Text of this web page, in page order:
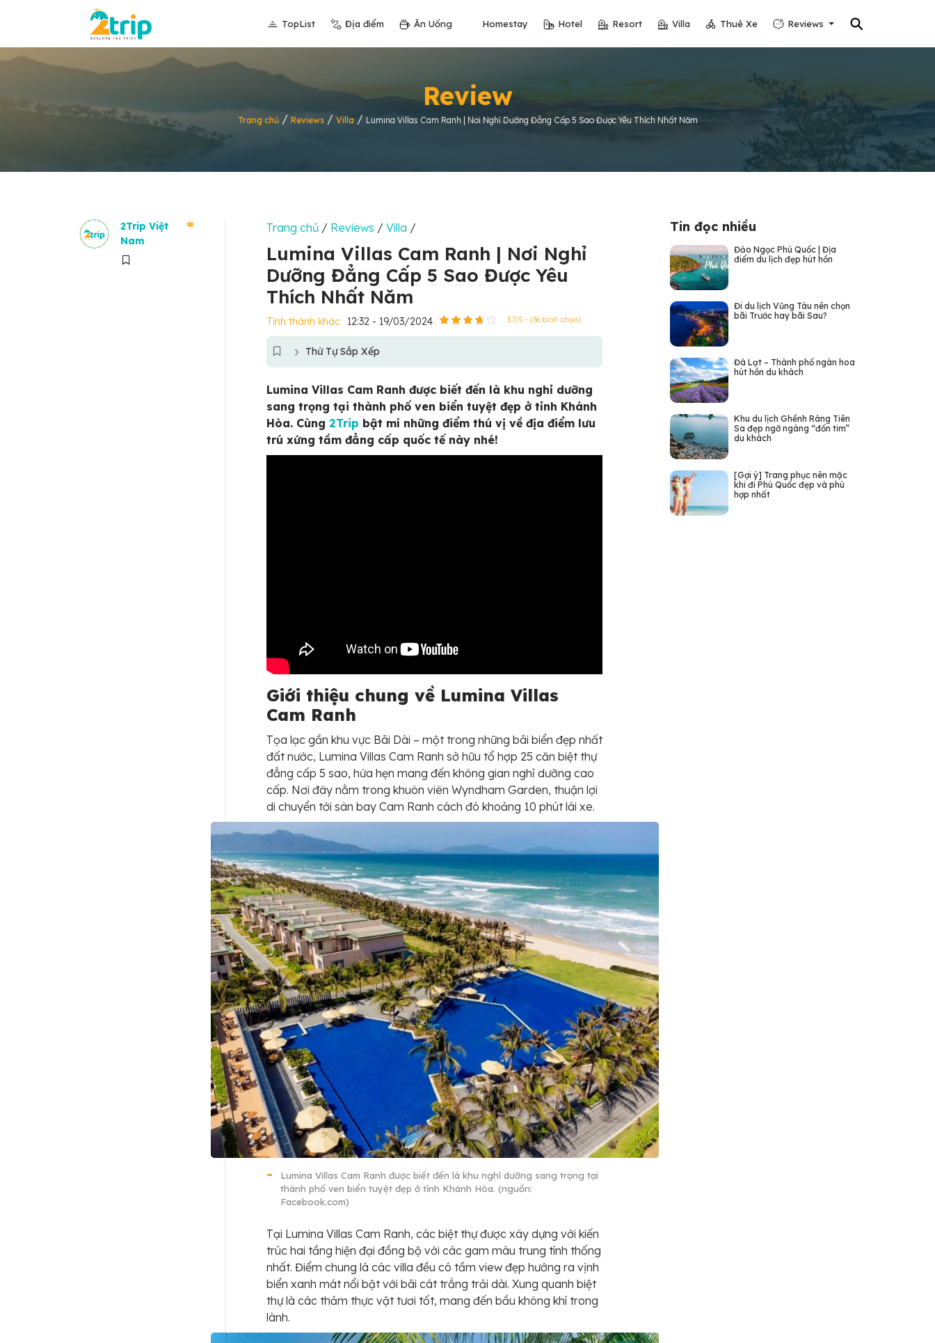
⚲
TopList Địa điểm Ăn Uống Homestay Hotel Resort Villa Thuê Xe Reviews
Review
Trang chủ/ Reviews/ Villa / Lumina Villas Cam Ranh | Nơi Nghỉ Dưỡng Đẳng Cấp 5 Sao Được Yêu Thích Nhất Năm
2Trip Việt
Nam
Trang chủ / Reviews /Villa /
Lumina Villas Cam Ranh | Nơi Nghỉ
Dưỡng Đẳng Cấp 5 Sao Được Yêu
Thích Nhất Năm
Tỉnh thành khác 12:32 - 19/03/2024 3.7/5 - (36 bình chọn)
Thứ Tự Sắp Xếp
Lumina Villas Cam Ranh được biết đến là khu nghỉ dưỡng
sang trọng tại thành phố ven biển tuyệt đẹp ở tỉnh Khánh
Hòa. Cùng 2Trip bật mí những điểm thú vị về địa điểm lưu
trú xứng tầm đẳng cấp quốc tế này nhé!
Giới thiệu chung về Lumina Villas
Cam Ranh
Tọa lạc gần khu vực Bãi Dài – một trong những bãi biển đẹp nhất
đất nước, Lumina Villas Cam Ranh sở hữu tổ hợp 25 căn biệt thự
đẳng cấp 5 sao, hứa hẹn mang đến không gian nghỉ dưỡng cao
cấp. Nơi đây nằm trong khuôn viên Wyndham Garden, thuận lợi
di chuyển tới sân bay Cam Ranh cách đó khoảng 10 phút lái xe.
Lumina Villas Cam Ranh được biết đến là khu nghỉ dưỡng sang trọng tại
thành phố ven biển tuyệt đẹp ở tỉnh Khánh Hòa. (nguồn:
Facebook.com)
Tại Lumina Villas Cam Ranh, các biệt thự được xây dựng với kiến
trúc hai tầng hiện đại đồng bộ với các gam màu trung tính thống
nhất. Điểm chung là các villa đều có tầm view đẹp hướng ra vịnh
biển xanh mát nổi bật với bãi cát trắng trải dài. Xung quanh biệt
thự là các thảm thực vật tươi tốt, mang đến bầu không khí trong
lành.
Tin đọc nhiều
Đảo Ngọc Phú Quốc | Địa
điểm du lịch đẹp hút hồn
Đi du lịch Vũng Tàu nên chọn
bãi Trước hay bãi Sau?
Đà Lạt – Thành phố ngàn hoa
hút hồn du khách
Khu du lịch Ghềnh Ráng Tiên
Sa đẹp ngỡ ngàng “đốn tim”
du khách
[Gợi ý] Trang phục nên mặc
khi đi Phú Quốc đẹp và phù
hợp nhất